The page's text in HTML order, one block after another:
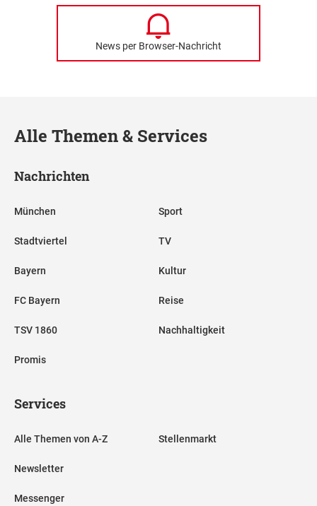
News per Browser-Nachricht
Alle Themen & Services
Nachrichten
München
Stadtviertel
Bayern
FC Bayern
TSV 1860
Promis
Sport
TV
Kultur
Reise
Nachhaltigkeit
Services
Alle Themen von A-Z
Newsletter
Messenger
Stellenmarkt